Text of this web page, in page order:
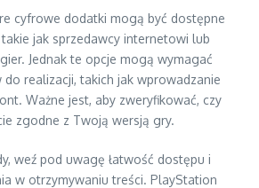
cyfrowe dodatki mogą być dostępne
jak sprzedawcy internetowi lub
Jednak te opcje mogą wymagać
realizacji, takich jak wprowadzanie
Ważne jest, aby zweryfikować, czy
zgodne z Twoją wersją gry.
weź pod uwagę łatwość dostępu i
w otrzymywaniu treści. PlayStation